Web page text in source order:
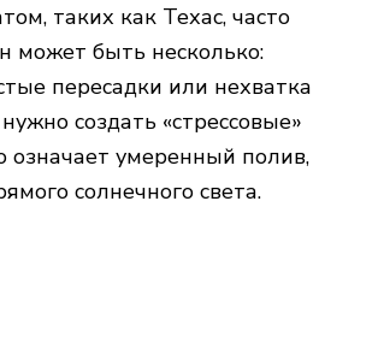
таких как Техас, часто
может быть несколько:
пересадки или нехватка
создать «стрессовые»
означает умеренный полив,
солнечного света.